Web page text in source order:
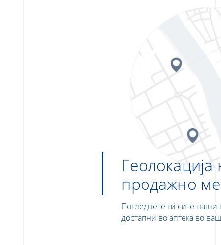
Геолокација
продажно
Погледнете ги сите
достапни во аптека во